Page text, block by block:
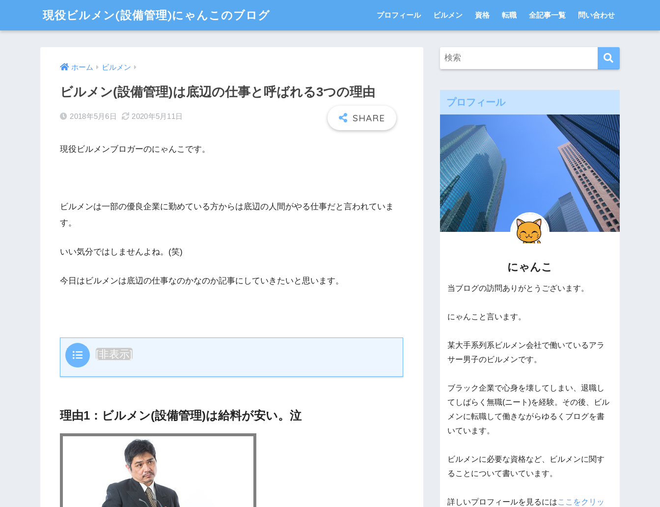
現役ビルメン(設備管理)にゃんこのブログ プロフィール ビルメン 資格 転職 全記事一覧 問い合わせ
ホーム ビルメン
ビルメン(設備管理)は底辺の仕事と呼ばれる3つの理由
2018年5月6日 2020年5月11日
現役ビルメンブロガーのにゃんこです。
ビルメンは一部の優良企業に勤めている方からは底辺の人間がやる仕事だと言われていま
す。
いい気分ではしませんよね。(笑)
今日はビルメンは底辺の仕事なのかなのか記事にしていきたいと思います。
目次 [非表示]
理由1：ビルメン(設備管理)は給料が安い。泣
プロフィール
にゃんこ
当ブログの訪問ありがとうございます。
にゃんこと言います。
某大手系列系ビルメン会社で働いているアラ
サー男子のビルメンです。
ブラック企業で心身を壊してしまい、退職し
てしばらく無職(ニート)を経験。その後、ビル
メンに転職して働きながらゆるくブログを書
いています。
ビルメンに必要な資格など、ビルメンに関す
ることについて書いています。
詳しいプロフィールを見るにはここをクリッ